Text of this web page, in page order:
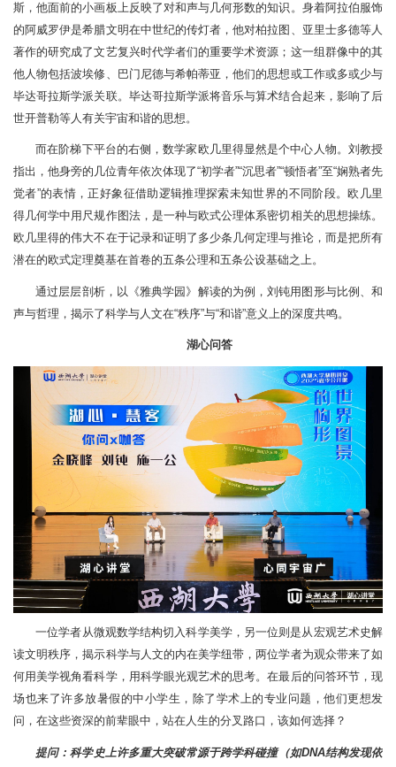
斯，他面前的小画板上反映了对和声与几何形数的知识。身着阿拉伯服饰
的阿威罗伊是希腊文明在中世纪的传灯者，他对柏拉图、亚里士多德等人
著作的研究成了文艺复兴时代学者们的重要学术资源；这一组群像中的其
他人物包括波埃修、巴门尼德与希帕蒂亚，他们的思想或工作或多或少与
毕达哥拉斯学派关联。毕达哥拉斯学派将音乐与算术结合起来，影响了后
世开普勒等人有关宇宙和谐的思想。
而在阶梯下平台的右侧，数学家欧几里得显然是个中心人物。刘教授
指出，他身旁的几位青年依次体现了“初学者”“沉思者”“顿悟者”至“娴熟者先
觉者”的表情，正好象征借助逻辑推理探索未知世界的不同阶段。欧几里
得几何学中用尺规作图法，是一种与欧式公理体系密切相关的思想操练。
欧几里得的伟大不在于记录和证明了多少条几何定理与推论，而是把所有
潜在的欧式定理奠基在首卷的五条公理和五条公设基础之上。
通过层层剖析，以《雅典学园》解读的为例，刘钝用图形与比例、和
声与哲理，揭示了科学与人文在“秩序”与“和谐”意义上的深度共鸣。
湖心问答
一位学者从微观数学结构切入科学美学，另一位则是从宏观艺术史解
读文明秩序，揭示科学与人文的内在美学纽带，两位学者为观众带来了如
何用美学视角看科学，用科学眼光观艺术的思考。在最后的问答环节，现
场也来了许多放暑假的中小学生，除了学术上的专业问题，他们更想发
问，在这些资深的前辈眼中，站在人生的分叉路口，该如何选择？
提问：科学史上许多重大突破常源于跨学科碰撞（如DNA结构发现依